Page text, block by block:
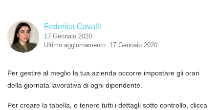
Federica Cavalli
17 Gennaio 2020
Ultimo aggiornamento: 17 Gennaio 2020
Per gestire al meglio la tua azienda occorre impostare gli orari
della giornata lavorativa di ogni dipendente.
Per creare la tabella, e tenere tutti i dettagli sotto controllo, clicca